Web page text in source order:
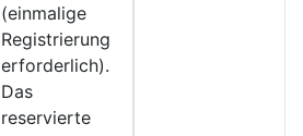
(einmalige
Registrierung
erforderlich).
Das
reservierte